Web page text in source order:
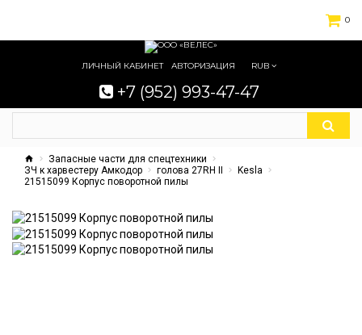
0
ЛИЧНЫЙ КАБИНЕТ АВТОРИЗАЦИЯ RUB
+7 (952) 993-47-47
Запасные части для спецтехники
ЗЧ к харвестеру Амкодор
голова 27RH II
Kesla
21515099 Корпус поворотной пилы